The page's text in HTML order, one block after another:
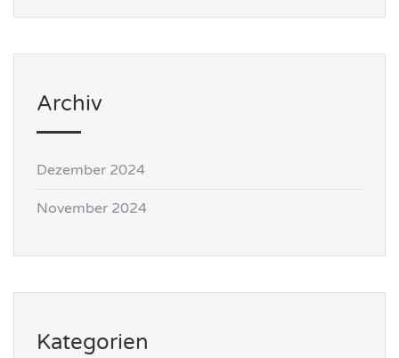
Archiv
Dezember 2024
November 2024
Kategorien